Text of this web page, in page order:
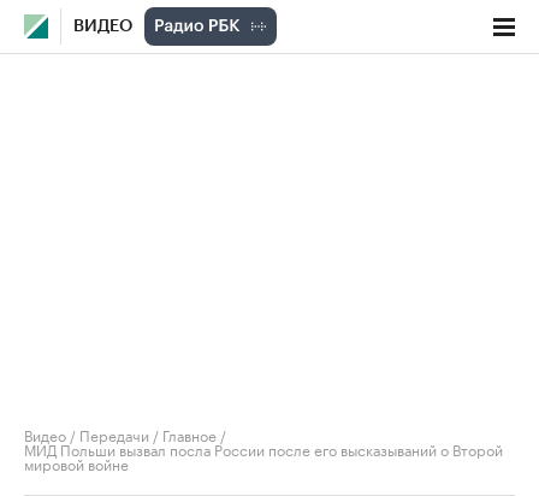
ВИДЕО
Видео / Передачи / Главное /
МИД Польши вызвал посла России после его высказываний о Второй
мировой войне